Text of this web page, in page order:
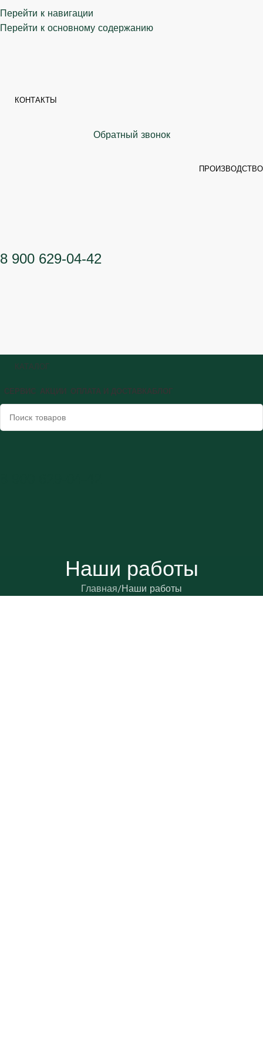
Перейти к навигации
Перейти к основному содержанию
КОНТАКТЫ
Обратный звонок
ПРОИЗВОДСТВО
8 900 629-04-42
КАТАЛОГ
СЕРВИС АКЦИИ ОПЛАТА И ДОСТАВКА БЛОГ
Наши работы
Главная Наши работы